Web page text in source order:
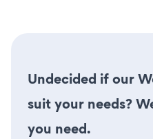
Undecided if our
suit your needs?
you need.